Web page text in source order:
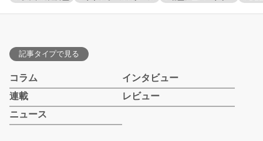
記事タイプで見る
コラム
インタビュー
連載
レビュー
ニュース